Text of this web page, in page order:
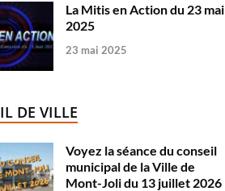
La Mitis en Action du 23 mai
2025
23 mai 2025
DE VILLE
Voyez la séance du conseil
municipal de la Ville de
Mont-Joli du 13 juillet 2026